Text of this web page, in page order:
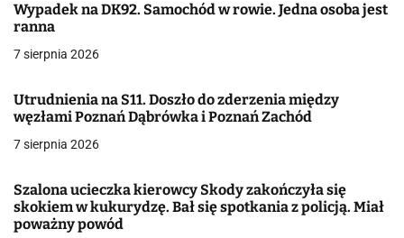
c
j
w
p
i
s
Wypadek na DK92. Samochód w rowie. Jedna osoba jest
ranna
7 sierpnia 2026
Utrudnienia na S11. Doszło do zderzenia między
węzłami Poznań Dąbrówka i Poznań Zachód
7 sierpnia 2026
Szalona ucieczka kierowcy Skody zakończyła się
skokiem w kukurydzę. Bał się spotkania z policją. Miał
poważny powód